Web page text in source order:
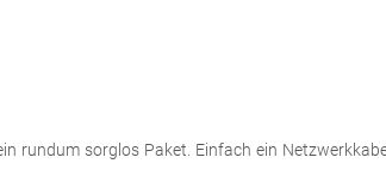
rundum sorglos Paket. Einfach ein